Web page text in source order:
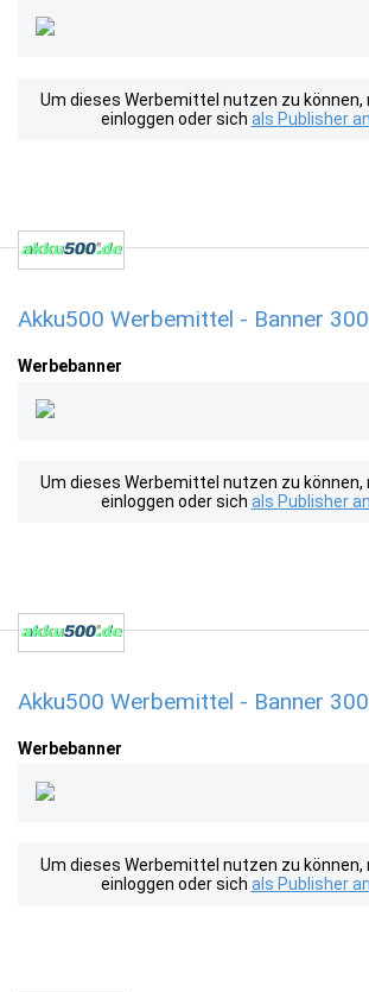
Um dieses Werbemittel nutzen zu können,
einloggen oder sich als Publisher
Akku500 Werbemittel - Banner
Werbebanner
Um dieses Werbemittel nutzen zu können,
einloggen oder sich als Publisher
Akku500 Werbemittel - Banner
Werbebanner
Um dieses Werbemittel nutzen zu können,
einloggen oder sich als Publisher